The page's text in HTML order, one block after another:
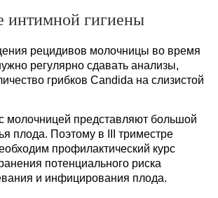
интимной гигиены
рецидивов молочницы во время
регулярно сдавать анализы,
грибков Candida на слизистой
представляют большой
плода. Поэтому в III триместре
профилактический курс
потенциального риска
и инфицирования плода.